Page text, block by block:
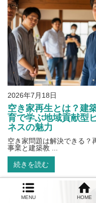
2026年7月18日
空き家再生とは？建
育で学ぶ地域貢献型
ネスの魅力
空き家問題は解決できる？
事業と建築教 ...
続きを読む
MENU HOME